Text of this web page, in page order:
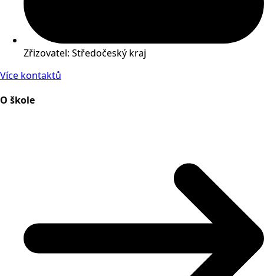
Zřizovatel: Středočeský kraj
Více kontaktů
O škole